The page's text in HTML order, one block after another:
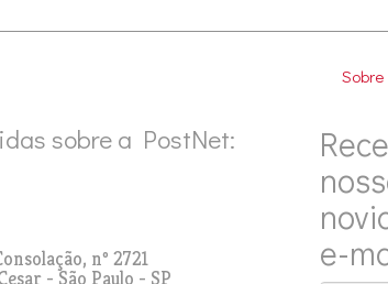
Sobre
sobre a PostNet:
nº 2721
- São Paulo - SP
e-